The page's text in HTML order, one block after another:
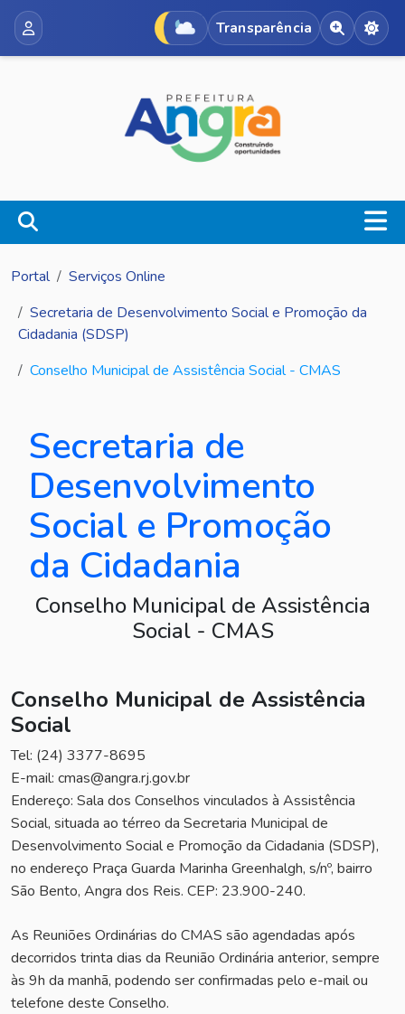
Transparência
Portal
Serviços Online
Secretaria de Desenvolvimento Social e Promoção da
Cidadania (SDSP)
Conselho Municipal de Assistência Social - CMAS
Secretaria de
Desenvolvimento
Social e Promoção
da Cidadania
Conselho Municipal de Assistência
Social - CMAS
Conselho Municipal de Assistência
Social
Tel: (24) 3377-8695
E-mail: cmas@angra.rj.gov.br
Endereço: Sala dos Conselhos vinculados à Assistência
Social, situada ao térreo da Secretaria Municipal de
Desenvolvimento Social e Promoção da Cidadania (SDSP),
no endereço Praça Guarda Marinha Greenhalgh, s/nº, bairro
São Bento, Angra dos Reis. CEP: 23.900-240.
As Reuniões Ordinárias do CMAS são agendadas após
decorridos trinta dias da Reunião Ordinária anterior, sempre
às 9h da manhã, podendo ser confirmadas pelo e-mail ou
telefone deste Conselho.